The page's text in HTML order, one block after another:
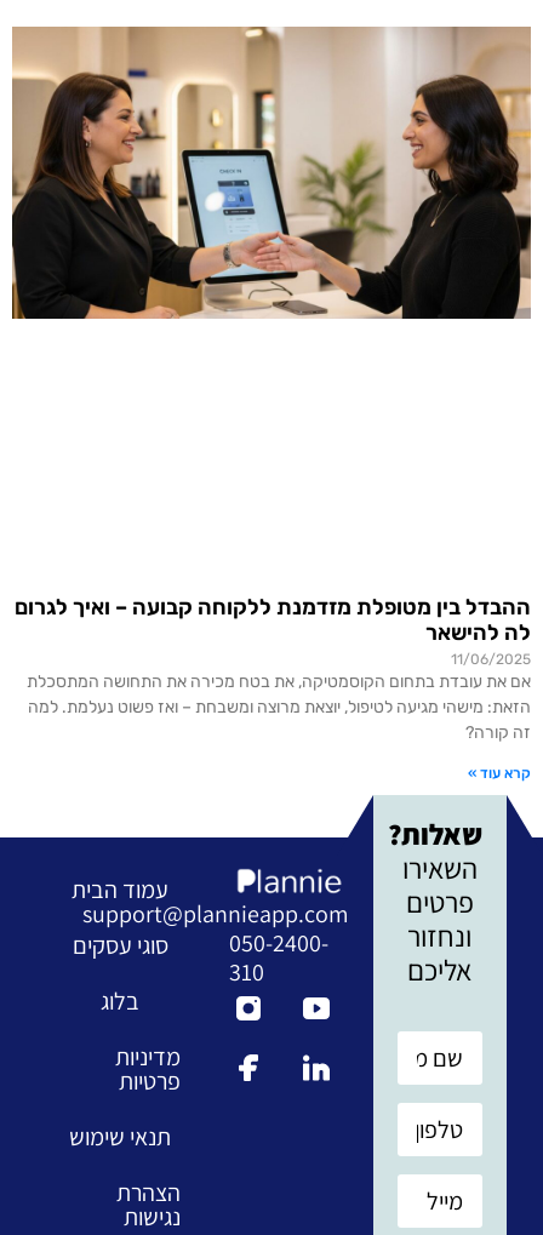
ההבדל בין מטופלת מזדמנת ללקוחה קבועה – ואיך לגרום
לה להישאר
11/06/2025
אם את עובדת בתחום הקוסמטיקה, את בטח מכירה את התחושה המתסכלת
הזאת: מישהי מגיעה לטיפול, יוצאת מרוצה ומשבחת – ואז פשוט נעלמת. למה
זה קורה?
קרא עוד »
עמוד הבית
סוגי עסקים
בלוג
מדיניות
פרטיות
תנאי שימוש
הצהרת
נגישות
שאלות?
השאירו
פרטים
ונחזור
אליכם
support@plannieapp.com
050-2400-
310